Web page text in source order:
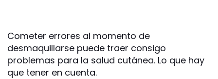
Cometer errores al momento de
desmaquillarse puede traer consigo
problemas para la salud cutánea. Lo que hay
que tener en cuenta.